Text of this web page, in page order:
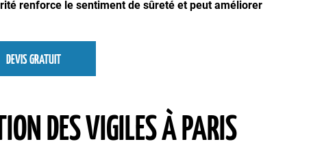
renforce le sentiment de sûreté et peut améliorer
DEVIS GRATUIT
DES VIGILES À PARIS